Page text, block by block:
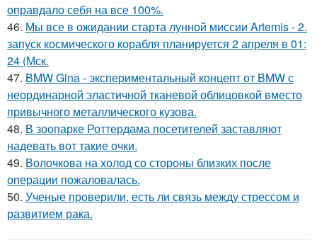
оправдало себя на все 100%.
46. Мы все в ожидании старта лунной миссии Artemis - 2.
запуск космического корабля планируется 2 апреля в 01:
24 (Мск.
47. BMW Gina - экспериментальный концепт от BMW с
неординарной эластичной тканевой облицовкой вместо
привычного металлического кузова.
48. В зоопарке Роттердама посетителей заставляют
надевать вот такие очки.
49. Волочкова на холод со стороны близких после
операции пожаловалась.
50. Ученые проверили, есть ли связь между стрессом и
развитием рака.